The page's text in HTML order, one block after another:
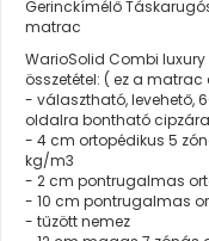
Gerinckímélő
matrac
WarioSolid Combi
összetétel: ( ez a matrac
- választható, levehető,
oldalra bontható
- 4 cm ortopédikus 5
kg/m3
- 2 cm pontrugalmas
- 10 cm pontrugalmas
- tűzött nemez